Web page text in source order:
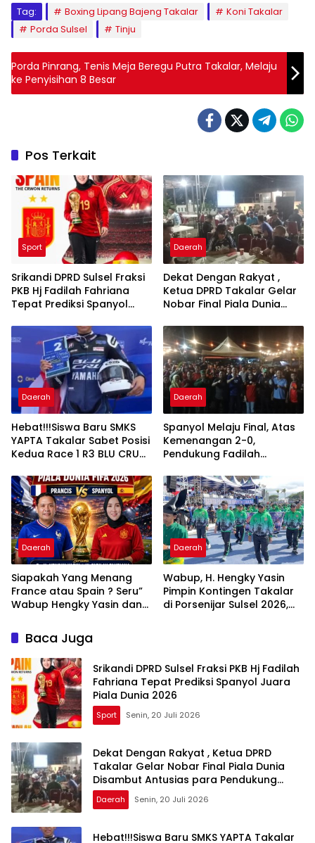
Tag: Boxing Lipang Bajeng Takalar
Koni Takalar
Porda Sulsel
Tinju
Porda Pinrang, Tenis Meja Beregu Putra Takalar, Melaju
ke Penyisihan 8 Besar
Pos Terkait
Sport
Srikandi DPRD Sulsel Fraksi
PKB Hj Fadilah Fahriana
Tepat Prediksi Spanyol
Daerah
Dekat Dengan Rakyat ,
Ketua DPRD Takalar Gelar
Nobar Final Piala Dunia
Pendukung Argentina Dan
Spanyol
Daerah
Hebat!!!Siswa Baru SMKS
YAPTA Takalar Sabet Posisi
Kedua Race 1 R3 BLU CRU
Daerah
Spanyol Melaju Final, Atas
Kemenangan 2-0,
Pendukung Fadilah
Hengky Yasin di Nobar
Semifinal Piala Dunia 2026
Daerah
Siapakah Yang Menang
France atau Spain ? Seru”
Wabup Hengky Yasin dan
Fadilah Fahriana Adu
Dukungan di Nobar
Semifinal Piala Dunia 2026
Daerah
Wabup, H. Hengky Yasin
Pimpin Kontingen Takalar
di Porsenijar Sulsel 2026,
Baca Juga
Srikandi DPRD Sulsel Fraksi PKB Hj Fadilah
Fahriana Tepat Prediksi Spanyol Juara
Piala Dunia 2026
Sport Senin, 20 Juli 2026
Dekat Dengan Rakyat , Ketua DPRD
Takalar Gelar Nobar Final Piala Dunia
Disambut Antusias para Pendukung
Argentina Dan Spanyol
Daerah Senin, 20 Juli 2026
Hebat!!!Siswa Baru SMKS YAPTA Takalar